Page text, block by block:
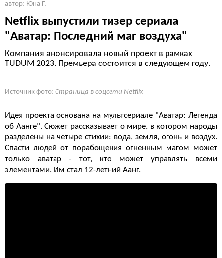
автор: Юна Г.
Netflix выпустили тизер сериала
"Аватар: Последний маг воздуха"
Компания анонсировала новый проект в рамках
TUDUM 2023. Премьера состоится в следующем году.
Источник фото: Страница в соцсети Netflix
Идея проекта основана на мультсериале "Аватар: Легенда
об Аанге". Сюжет рассказывает о мире, в котором народы
разделены на четыре стихии: вода, земля, огонь и воздух.
Спасти людей от порабощения огненным магом может
только аватар - тот, кто может управлять всеми
элементами. Им стал 12-летний Аанг.